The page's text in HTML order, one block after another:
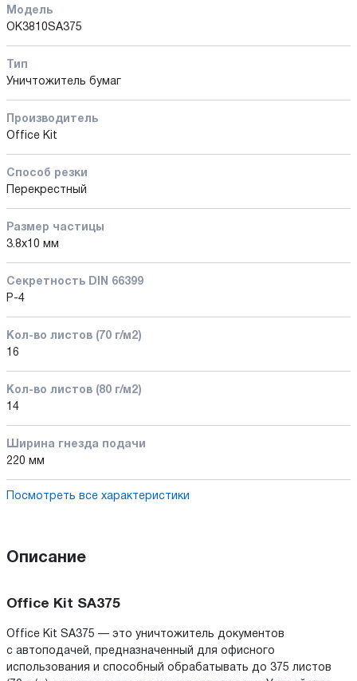
Модель
OK3810SA375
Тип
Уничтожитель бумаг
Производитель
Office Kit
Способ резки
Перекрестный
Размер частицы
3.8x10 мм
Секретность DIN 66399
P-4
Кол-во листов (70 г/м2)
16
Кол-во листов (80 г/м2)
14
Ширина гнезда подачи
220 мм
Посмотреть все характеристики
Описание
Office Kit SA375
Office Kit SA375 — это уничтожитель документов
с автоподачей, предназначенный для офисного
использования и способный обрабатывать до 375 листов